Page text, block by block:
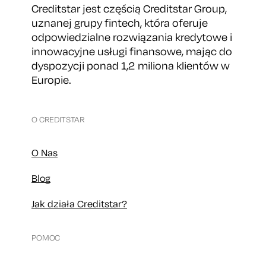
Creditstar jest częścią Creditstar Group,
uznanej grupy fintech, która oferuje
odpowiedzialne rozwiązania kredytowe i
innowacyjne usługi finansowe, mając do
dyspozycji ponad 1,2 miliona klientów w
Europie.
O CREDITSTAR
O Nas
Blog
Jak działa Creditstar?
POMOC